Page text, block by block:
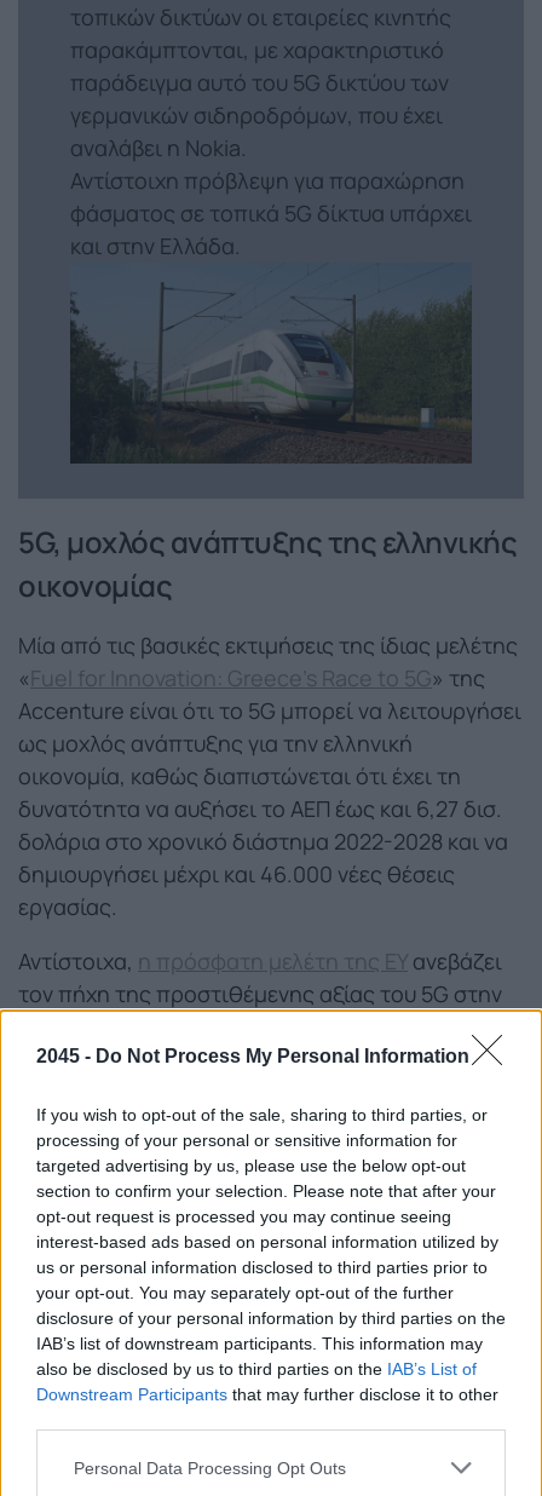
2045 - Do Not Process My Personal Information
If you wish to opt-out of the sale, sharing to third parties, or
processing of your personal or sensitive information for
targeted advertising by us, please use the below opt-out
section to confirm your selection. Please note that after your
opt-out request is processed you may continue seeing
interest-based ads based on personal information utilized by
us or personal information disclosed to third parties prior to
your opt-out. You may separately opt-out of the further
disclosure of your personal information by third parties on the
IAB’s list of downstream participants. This information may
also be disclosed by us to third parties on the IAB’s List of
Downstream Participants that may further disclose it to other
Please note that this website/app uses one or more Google
Personal Data Processing Opt Outs
τοπικών δικτύων οι εταιρείες κινητής
παρακάμπτονται, με χαρακτηριστικό
παράδειγμα αυτό του 5G δικτύου των
γερμανικών σιδηροδρόμων, που έχει
αναλάβει η Nokia.
Αντίστοιχη πρόβλεψη για παραχώρηση
φάσματος σε τοπικά 5G δίκτυα υπάρχει
και στην Ελλάδα.
5G, μοχλός ανάπτυξης της ελληνικής
οικονομίας
Μία από τις βασικές εκτιμήσεις της ίδιας μελέτης
«Fuel for Innovation: Greece’s Race to 5G» της
Accenture είναι ότι το 5G μπορεί να λειτουργήσει
ως μοχλός ανάπτυξης για την ελληνική
οικονομία, καθώς διαπιστώνεται ότι έχει τη
δυνατότητα να αυξήσει το ΑΕΠ έως και 6,27 δισ.
δολάρια στο χρονικό διάστημα 2022-2028 και να
δημιουργήσει μέχρι και 46.000 νέες θέσεις
εργασίας.
Αντίστοιχα, η πρόσφατη μελέτη της EY ανεβάζει
τον πήχη της προστιθέμενης αξίας του 5G στην
τις νέες θέσεις εργασίας στις 69.000 μέχρι το
συμπέρασμα της συγκεκριμένης μελέτης είναι ότι
“τα δίκτυα 5G θα λειτουργήσουν ως καταλύτης
και πολλαπλασιαστής του ψηφιακού
μετασχηματισμού της ελληνικής κοινωνίας,
ενισχύοντας την ανταγωνιστικότητα της
οικονομίας και βελτιώνοντας τη ζωή των
πολιτών”.
Η ανάγκη των οικοσυστημάτων
Όμως, βασική προϋπόθεση για την επαλήθευση
των εκτιμήσεων προβάλλεται η ανάγκη της